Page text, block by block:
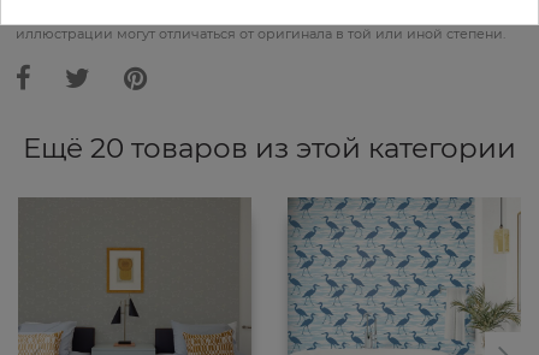
иллюстрации могут отличаться от оригинала в той или иной степени.
Ещё 20 товаров из этой категории